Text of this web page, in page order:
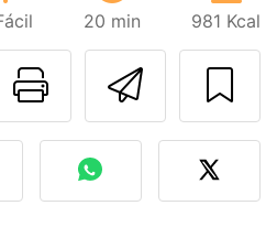
20 min 981 Kcal
Imprima
com o autor